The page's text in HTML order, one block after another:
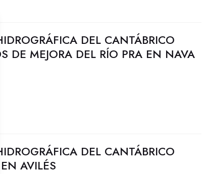
DEL CANTÁBRICO
DE MEJORA DEL RÍO PRA EN NAVA
DEL CANTÁBRICO
AVILÉS